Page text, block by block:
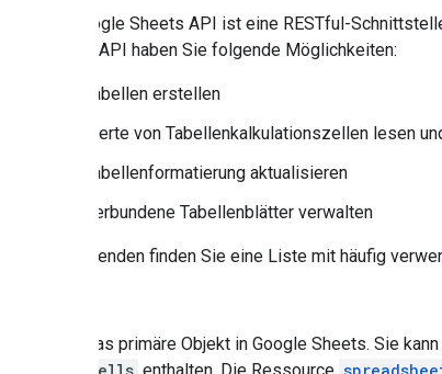
Die Google Sheets API ist eine RESTful-
Sheets API haben Sie folgende Möglichkeiten:
Tabellen erstellen
Werte von Tabellenkalkulationszellen lesen
Tabellenformatierung aktualisieren
Verbundene Tabellenblätter verwalten
Im Folgenden finden Sie eine Liste mit häufig
Das primäre Objekt in Google Sheets. Sie